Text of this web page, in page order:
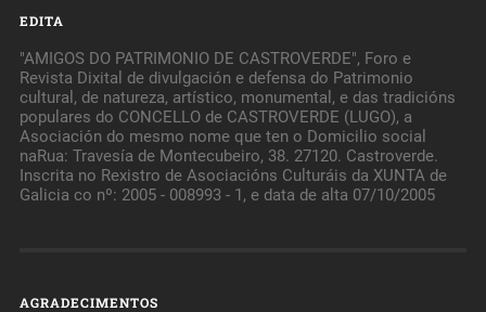
EDITA
"AMIGOS DO PATRIMONIO DE CASTROVERDE", Foro e
Revista Dixital de divulgación e defensa do Patrimonio
cultural, de natureza, artístico, monumental, e das tradicións
populares do CONCELLO de CASTROVERDE (LUGO), a
Asociación do mesmo nome que ten o Domicilio social
naRua: Travesía de Montecubeiro, 38. 27120. Castroverde.
Inscrita no Rexistro de Asociacións Culturáis da XUNTA de
Galicia co nº: 2005 - 008993 - 1, e data de alta 07/10/2005
AGRADECIMENTOS